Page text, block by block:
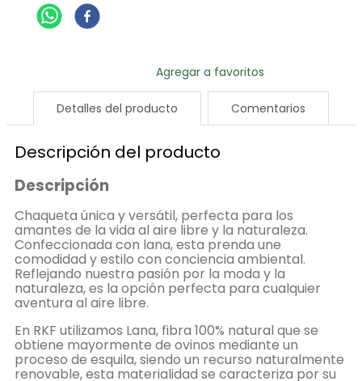
Detalles del producto Comentarios
Descripción del producto
Descripción
Chaqueta única y versátil, perfecta para los
amantes de la vida al aire libre y la naturaleza.
Confeccionada con lana, esta prenda une
comodidad y estilo con conciencia ambiental.
Reflejando nuestra pasión por la moda y la
naturaleza, es la opción perfecta para cualquier
aventura al aire libre.
En RKF utilizamos Lana, fibra 100% natural que se
obtiene mayormente de ovinos mediante un
proceso de esquila, siendo un recurso naturalmente
renovable, esta materialidad se caracteriza por su